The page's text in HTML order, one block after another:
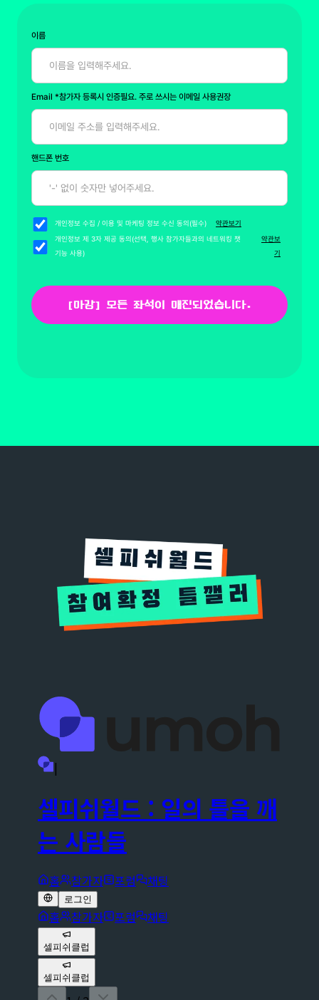
이름
Email *참가자 등록시 인증필요. 주로 쓰시는 이메일 사용권장
핸드폰 번호
개인정보 수집 / 이용 및 마케팅 정보 수신 동의(필수)
약관보기
개인정보 제 3자 제공 동의(선택, 행사 참가자들과의 네트워킹 챗
기능 사용)
약관보
기